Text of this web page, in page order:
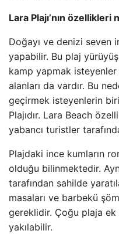
Lara Plajı’nın özellikleri
Doğayı ve denizi seven
yapabilir. Bu plaj
kamp yapmak isteyenler
alanları da vardır. Bu
geçirmek isteyenlerin
Plajıdır. Lara Beach
yabancı turistler
Plajdaki ince kumların
olduğu bilinmektedir.
tarafından sahilde
masaları ve barbekü
gereklidir. Çoğu plaja
yakılabilir.